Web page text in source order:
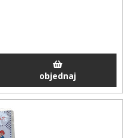
objednaj